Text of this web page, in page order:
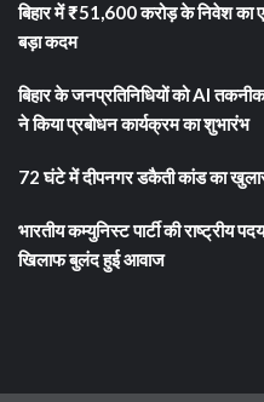
बिहार में ₹51,600 करोड़ के निवेश का
बड़ा कदम
बिहार के जनप्रतिनिधियों को AI
ने किया प्रबोधन कार्यक्रम का शुभारंभ
72 घंटे में दीपनगर डकैती कांड का
भारतीय कम्युनिस्ट पार्टी की राष्ट्रीय
खिलाफ बुलंद हुई आवाज